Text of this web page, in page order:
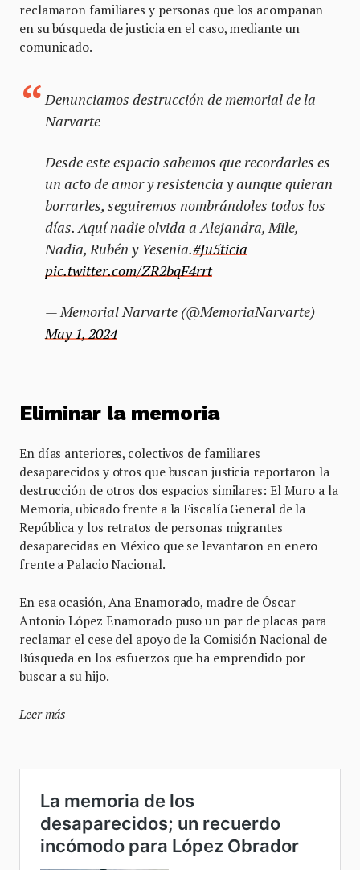
reclamaron familiares y personas que los acompañan
en su búsqueda de justicia en el caso, mediante un
comunicado.
Denunciamos destrucción de memorial de la
Narvarte
Desde este espacio sabemos que recordarles es
un acto de amor y resistencia y aunque quieran
borrarles, seguiremos nombrándoles todos los
días. Aquí nadie olvida a Alejandra, Mile,
Nadia, Rubén y Yesenia.#Ju5ticia
pic.twitter.com/ZR2bqF4rrt
— Memorial Narvarte (@MemoriaNarvarte)
May 1, 2024
Eliminar la memoria
En días anteriores, colectivos de familiares
desaparecidos y otros que buscan justicia reportaron la
destrucción de otros dos espacios similares: El Muro a la
Memoria, ubicado frente a la Fiscalía General de la
República y los retratos de personas migrantes
desaparecidas en México que se levantaron en enero
frente a Palacio Nacional.
En esa ocasión, Ana Enamorado, madre de Óscar
Antonio López Enamorado puso un par de placas para
reclamar el cese del apoyo de la Comisión Nacional de
Búsqueda en los esfuerzos que ha emprendido por
buscar a su hijo.
Leer más